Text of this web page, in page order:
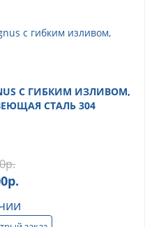
С ГИБКИМ ИЗЛИВОМ,
СТАЛЬ 304
р.
р.